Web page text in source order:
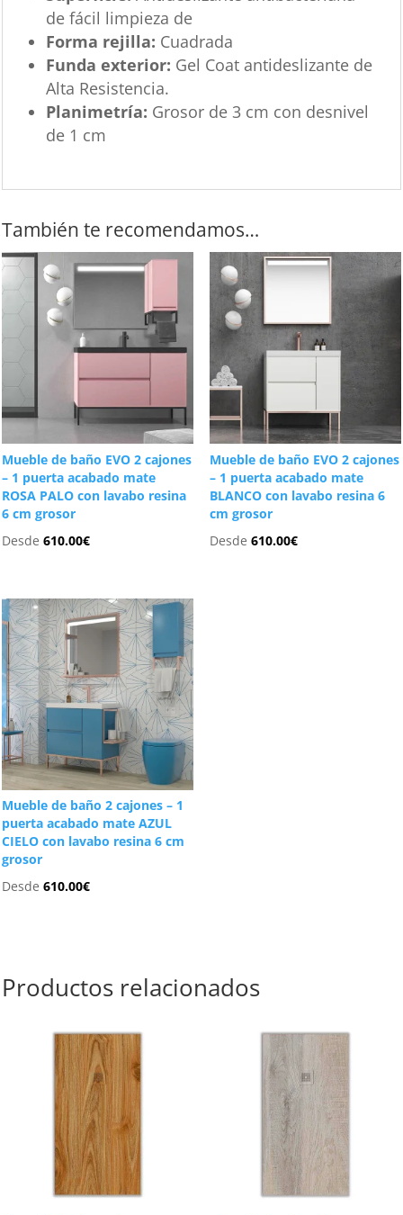
de fácil limpieza de
Forma rejilla: Cuadrada
Funda exterior: Gel Coat antideslizante de
Alta Resistencia.
Planimetría: Grosor de 3 cm con desnivel
de 1 cm
También te recomendamos…
Mueble de baño EVO 2 cajones
– 1 puerta acabado mate
ROSA PALO con lavabo resina
6 cm grosor
Desde610.00€
Mueble de baño EVO 2 cajones
– 1 puerta acabado mate
BLANCO con lavabo resina 6
cm grosor
Desde 610.00€
Mueble de baño 2 cajones – 1
puerta acabado mate AZUL
CIELO con lavabo resina 6 cm
grosor
Desde610.00€
Productos relacionados